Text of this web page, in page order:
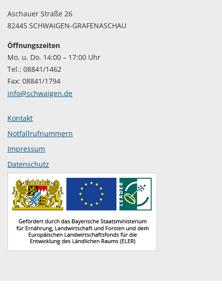
Aschauer Straße 26
82445 SCHWAIGEN-GRAFENASCHAU
Öffnungszeiten
Mo. u. Do. 14:00 – 17:00 Uhr
Tel.: 08841/1462
Fax: 08841/1794
info@schwaigen.de
Kontakt
Notfallrufnummern
Impressum
Datenschutz